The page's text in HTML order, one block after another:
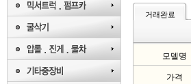
거래완료
모델명
가격